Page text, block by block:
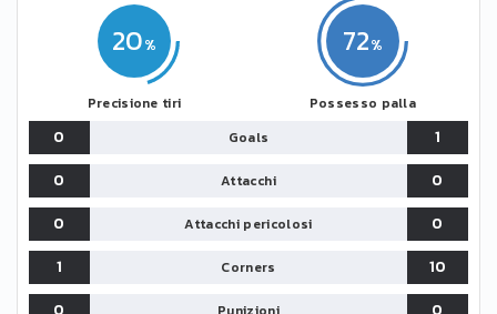
20
Precisione tiri
72
Possesso palla
0 Goals
1
0
Attacchi
0
0
Attacchi pericolosi
0
1
Corners
10